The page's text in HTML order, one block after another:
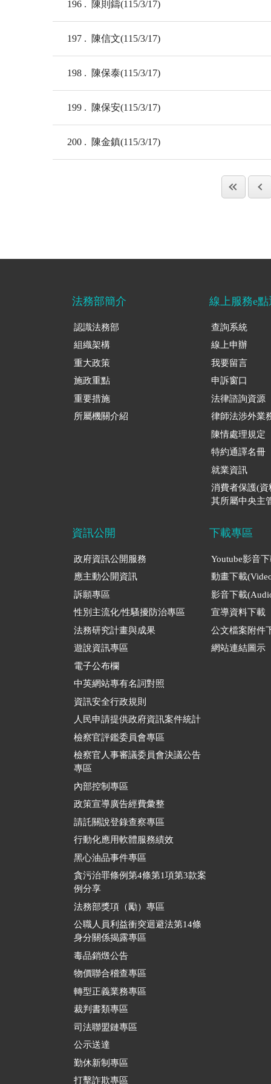
196 陳則鑄(115/3/17)
197 陳信文(115/3/17)
198 陳保泰(115/3/17)
199 陳保安(115/3/17)
200 陳金鎮(115/3/17)
法務部簡介
認識法務部
組織架構
重大政策
施政重點
重要措施
所屬機關介紹
線上服務e點
查詢系統
線上申辦
我要留言
申訴窗口
法律諮詢資源
律師法涉外業
陳情處理規定
特約通譯名冊
就業資訊
消費者保護(資
其所屬中央主
資訊公開
政府資訊公開服務
應主動公開資訊
訴願專區
性別主流化/性騷擾防治專區
法務研究計畫與成果
遊說資訊專區
電子公布欄
中英網站專有名詞對照
資訊安全行政規則
人民申請提供政府資訊案件統計
檢察官評鑑委員會專區
檢察官人事審議委員會決議公告
專區
內部控制專區
政策宣導廣告經費彙整
請託關說登錄查察專區
行動化應用軟體服務績效
黑心油品事件專區
貪污治罪條例第4條第1項第3款案
例分享
法務部獎項（勵）專區
公職人員利益衝突迴避法第14條
身分關係揭露專區
毒品銷燬公告
物價聯合稽查專區
轉型正義業務專區
裁判書類專區
司法聯盟鏈專區
公示送達
勤休新制專區
打擊詐欺專區
下載專區
Youtube影音
動畫下載
影音下載
宣導資料下載
公文檔案附件
網站連結圖示